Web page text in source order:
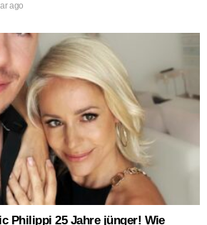
ago
Philippi 25 Jahre jünger! Wie